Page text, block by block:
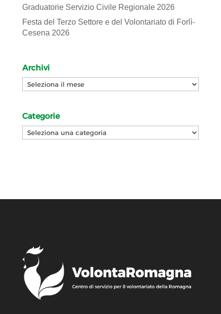
Graduatorie Servizio Civile Regionale 2026
Festa del Terzo Settore e del Volontariato di Forlì-
Cesena 2026
Archivi
Archivi
Categorie
Categorie